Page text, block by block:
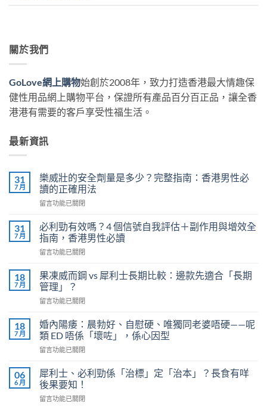
關於我們
GoLove網上購物始創於2008年，致力打造香港最大情趣保
健性用品網上購物平台，保證所有產品百分百正品，讓全香
港港有需要的客戶享受性福生活。
最新資訊
31
7 月
樂威壯的安全劑量是多少？完整指南：香港男性必
讀的正確用法
在
威
壯
的
安
劑
量
是
多
完
整
南：
港
男
性
留言功能已關閉
31
7 月
必利勁有效嗎？4 個信號自我評估＋副作用與增效全
指南，香港男性必讀
在
利
勁
有
效
4
個
信
號
我
評
＋
留言功能已關閉
18
7 月
果凍威而鋼 vs 犀利士長期比較：邊款先適合「長期
管理」？
在
凍
威
而
鋼
犀
利
士
長
留言功能已關閉
18
7 月
婚內陽痿：晨勃好、自慰硬、唯獨同老婆唔硬——呢
類 ED 唔係「壞咗」，係心因型
在
內
陽
痿：
晨
留言功能已關閉
06
6 月
犀利士、必利勁係「治標」定「治本」？長食有咩
後果要知！
在
留言功能已關閉